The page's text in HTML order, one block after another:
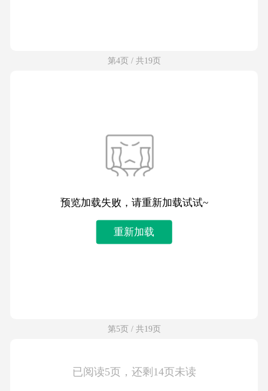
第4页 / 共19页
预览加载失败，请重新加载试试~
重新加载
第5页 / 共19页
已阅读5页，还剩14页未读